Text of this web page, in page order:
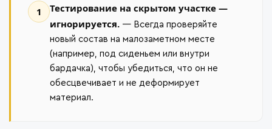
1
Тестирование на скрытом участке —
игнорируется. — Всегда проверяйте
новый состав на малозаметном месте
(например, под сиденьем или внутри
бардачка), чтобы убедиться, что он не
обесцвечивает и не деформирует
материал.